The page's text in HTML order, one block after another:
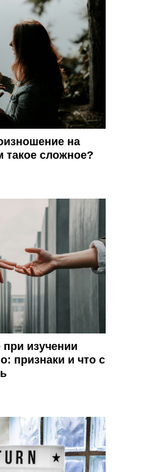
на
такое сложное?
изучении
признаки и что с